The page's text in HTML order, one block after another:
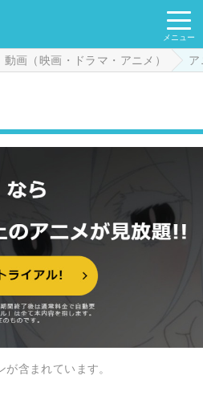
メニュー
動画（映画・ドラマ・アニメ） ア
含まれています。